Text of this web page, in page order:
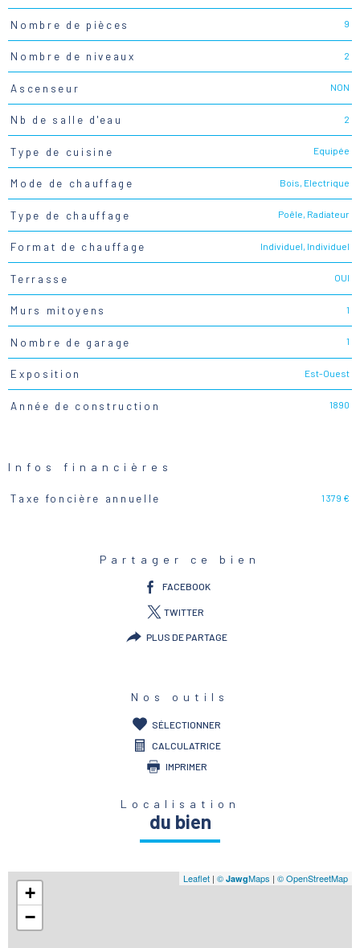
Nombre de pièces 9
Nombre de niveaux 2
Ascenseur NON
Nb de salle d'eau 2
Type de cuisine Equipée
Mode de chauffage Bois, Electrique
Type de chauffage Poêle, Radiateur
Format de chauffage Individuel, Individuel
Terrasse OUI
Murs mitoyens 1
Nombre de garage 1
Exposition Est-Ouest
Année de construction 1890
Infos financières
Caractéristiques Valeurs
Taxe foncière annuelle 1 379 €
Partager ce bien
FACEBOOK
TWITTER
PLUS DE PARTAGE
Nos outils
SÉLECTIONNER
CALCULATRICE
IMPRIMER
Localisation
du bien
+
−
Leaflet | © JawgMaps | © OpenStreetMap